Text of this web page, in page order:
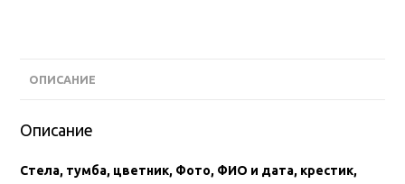
ОПИСАНИЕ
Описание
Стела, тумба, цветник, Фото, ФИО и дата, крестик,